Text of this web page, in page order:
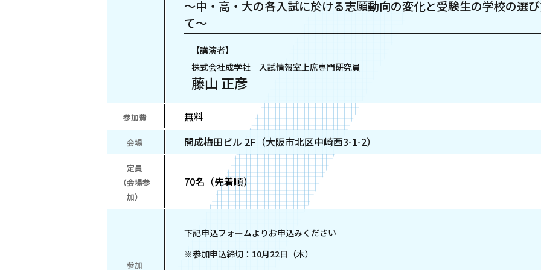
～中・高・大の各入試に於ける志願動向の変化と受験生の学校の選
て～
【講演者】
株式会社成学社 入試情報室上席専門研究員
藤山 正彦
参加費 無料
会場 開成梅田ビル 2F（大阪市北区中崎西3-1-2）
定員
（会場参
加）
70名（先着順）
参加
下記申込フォームよりお申込みください
※参加申込締切：10月22日（木）